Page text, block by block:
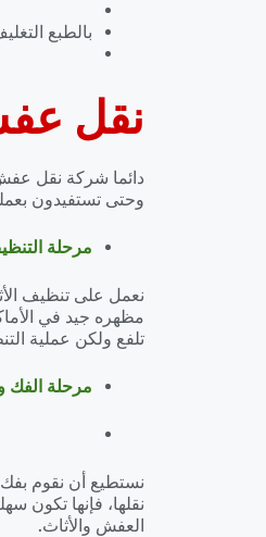
بالطبع
نقل
دائما شركة نقل عفش
وحتى تستفيدون
مرحلة
نعمل على تنظيف
مظهره جيد في
تلفع ولكن عملية
مرحلة الفك
نستطيع أن نقوم
نقلها، فإنها تكون
العفش والأثاث.